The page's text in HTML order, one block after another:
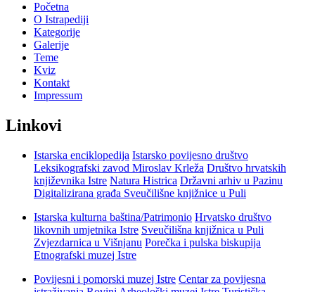
Početna
O Istrapediji
Kategorije
Galerije
Teme
Kviz
Kontakt
Impressum
Linkovi
Istarska enciklopedija Istarsko povijesno društvo
Leksikografski zavod Miroslav Krleža Društvo hrvatskih
književnika Istre Natura Histrica Državni arhiv u Pazinu
Digitalizirana građa Sveučilišne knjižnice u Puli
Istarska kulturna baština/Patrimonio Hrvatsko društvo
likovnih umjetnika Istre Sveučilišna knjižnica u Puli
Zvjezdarnica u Višnjanu Porečka i pulska biskupija
Etnografski muzej Istre
Povijesni i pomorski muzej Istre Centar za povijesna